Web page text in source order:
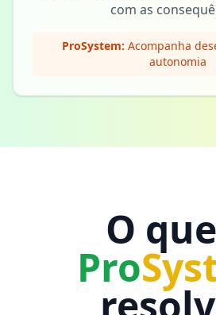
com as
ProSystem: Acompanha
autonomia
O
Pro